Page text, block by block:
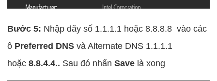
Bước 5: Nhập dãy số 1.1.1.1 hoặc 8.8.8.8 vào các
ô Preferred DNS và Alternate DNS 1.1.1.1
hoặc 8.8.4.4.. Sau đó nhấn Save là xong